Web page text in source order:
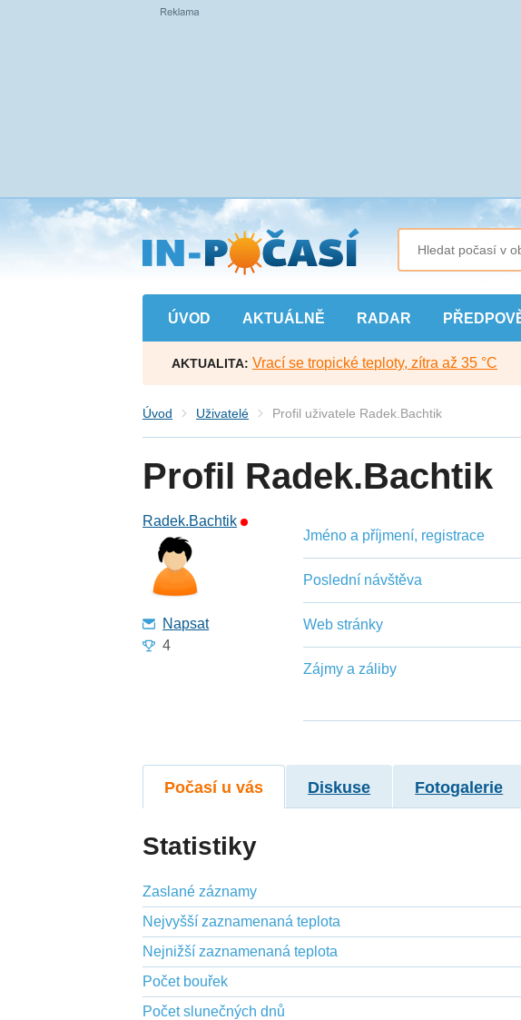
Přejít
na
hlavní
obsah
ÚVOD AKTUÁLNĚ RADAR
AKTUALITA: Vrací se tropické teploty, zítra až 35 °C
Úvod Uživatelé Profil uživatele Radek.Bachtik
Profil Radek.Bachtik
Radek.Bachtik
Napsat
4
Jméno a příjmení, registrace
Poslední návštěva
Web stránky
Zájmy a záliby
Počasí u vás Diskuse Fotogalerie
Statistiky
Zaslané záznamy
Nejvyšší zaznamenaná teplota
Nejnižší zaznamenaná teplota
Počet bouřek
Počet slunečných dnů